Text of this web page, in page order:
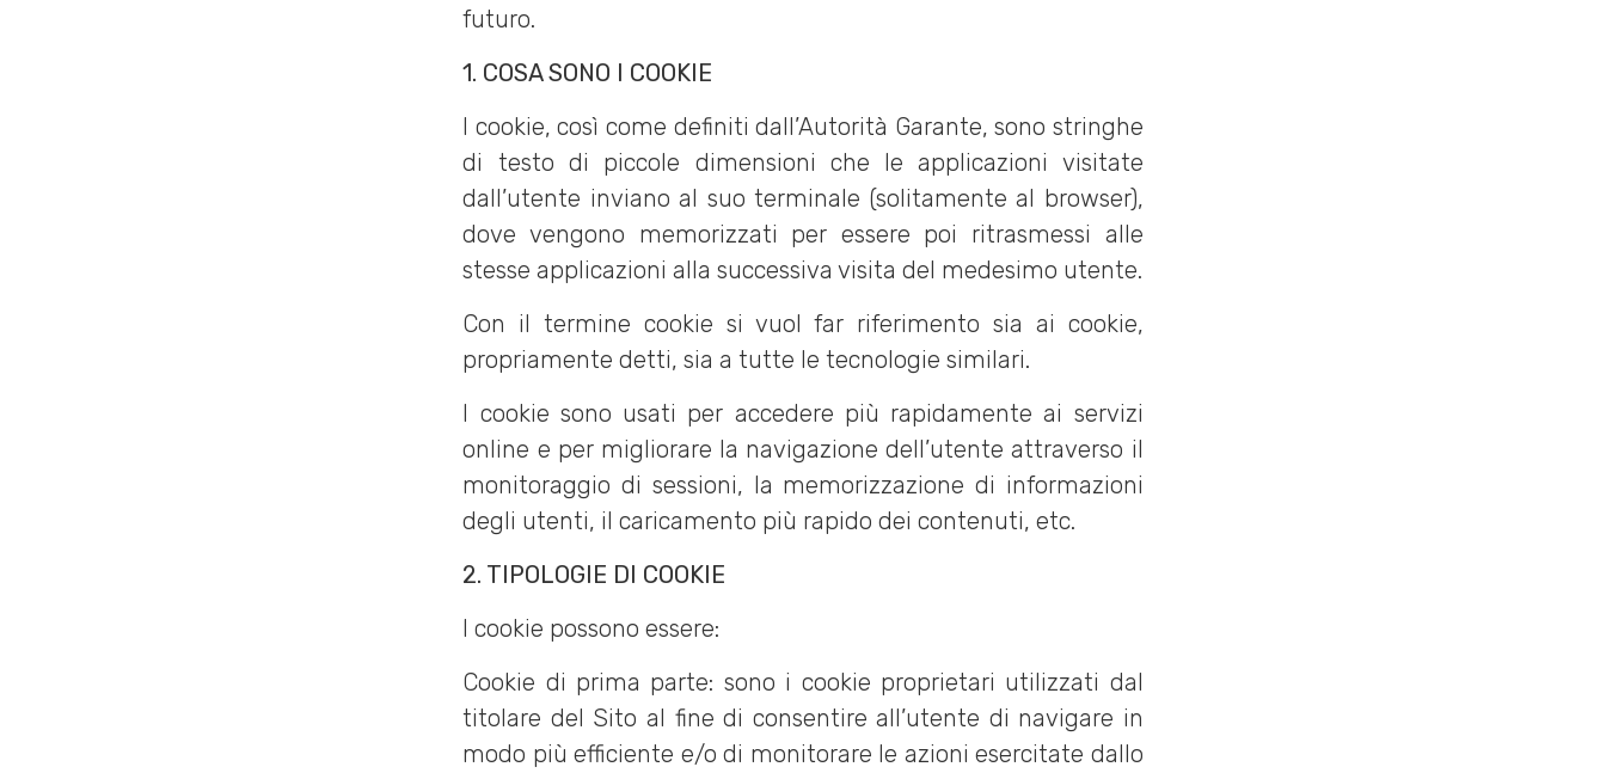
futuro.
1. COSA SONO I COOKIE
I cookie, così come definiti dall’Autorità Garante, sono stringhe
di testo di piccole dimensioni che le applicazioni visitate
dall’utente inviano al suo terminale (solitamente al browser),
dove vengono memorizzati per essere poi ritrasmessi alle
stesse applicazioni alla successiva visita del medesimo utente.
Con il termine cookie si vuol far riferimento sia ai cookie,
propriamente detti, sia a tutte le tecnologie similari.
I cookie sono usati per accedere più rapidamente ai servizi
online e per migliorare la navigazione dell’utente attraverso il
monitoraggio di sessioni, la memorizzazione di informazioni
degli utenti, il caricamento più rapido dei contenuti, etc.
2. TIPOLOGIE DI COOKIE
I cookie possono essere:
Cookie di prima parte: sono i cookie proprietari utilizzati dal
titolare del Sito al fine di consentire all’utente di navigare in
modo più efficiente e/o di monitorare le azioni esercitate dallo